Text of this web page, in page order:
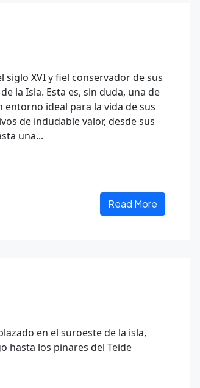
siglo XVI y fiel conservador de sus
la Isla. Esta es, sin duda, una de
entorno ideal para la vida de sus
de indudable valor, desde sus
una...
Read More
en el suroeste de la isla,
hasta los pinares del Teide